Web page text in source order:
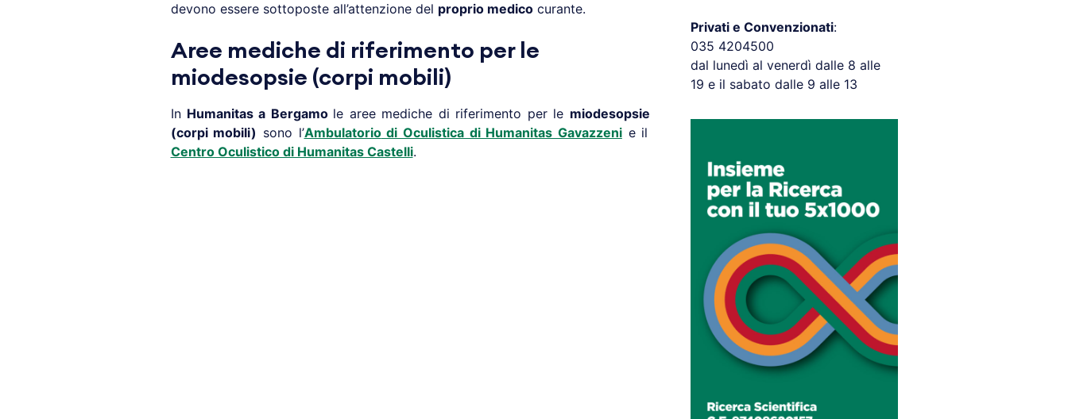
devono essere sottoposte all’attenzione del proprio medicocurante.
Aree mediche di riferimento per le
miodesopsie (corpi mobili)
In Humanitas a Bergamo le aree mediche di riferimento per le miodesopsie
(corpi mobili) sono l’Ambulatoriodi Oculistica di Humanitas Gavazzenie il
Centro Oculistico di Humanitas Castelli.
Privati e Convenzionati:
035 4204500
dal lunedì al venerdì dalle 8 alle
19 e il sabato dalle 9 alle 13